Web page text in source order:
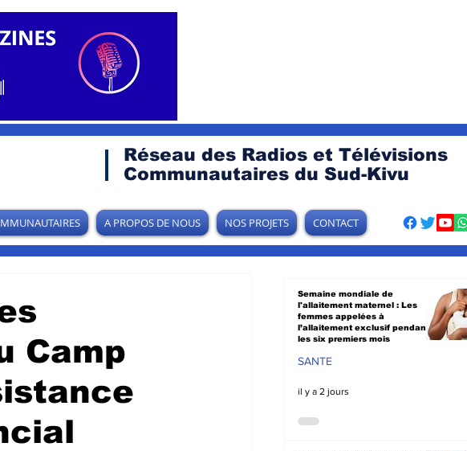
Réseau des Radios et Télévisions
Communautaires du Sud-Kivu
A PROPOS DE NOUS NOS PROJETS CONTACT
Camp
Semaine mondiale de
l'allaitement maternel : Les
femmes appelées à
l’allaitement exclusif pendant
les six premiers mois
SANTE
il y a 2 jours